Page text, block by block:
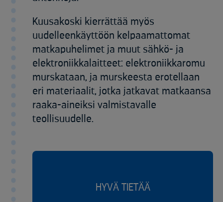
Kuusakoski kierrättää myös
uudelleenkäyttöön kelpaamattomat
matkapuhelimet ja muut sähkö- ja
elektroniikkalaitteet: elektroniikkaromu
murskataan, ja murskeesta erotellaan
eri materiaalit, jotka jatkavat matkaansa
raaka-aineiksi valmistavalle
teollisuudelle.
HYVÄ TIETÄÄ